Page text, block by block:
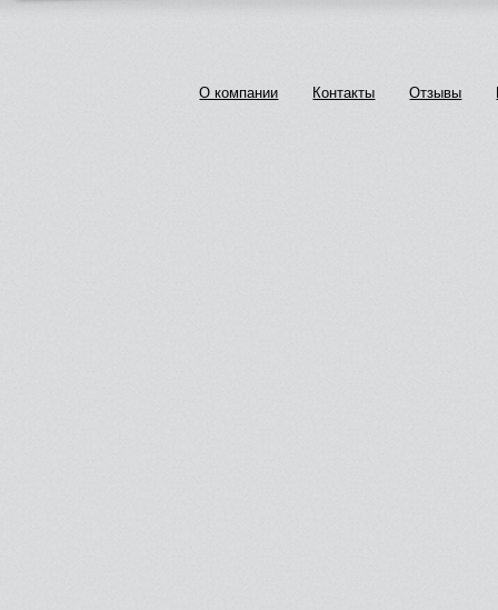
О компании Контакты Отзывы